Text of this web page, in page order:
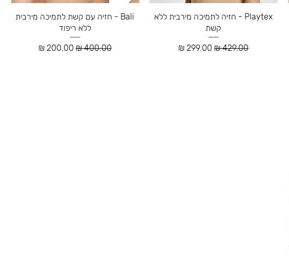
Playtex - חזיה לתמיכה מירבית ללא
קשת
מחיר רגיל‏429.00 ‏₪ מחיר מבצע
Bali - חזיה עם קשת לתמיכה מירבית
ללא ריפוד
מחיר רגיל‏400.00 ‏₪ מחיר מבצע